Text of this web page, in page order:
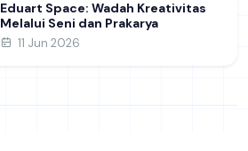
Eduart Space: Wadah Kreativitas
Melalui Seni dan Prakarya
11 Jun 2026